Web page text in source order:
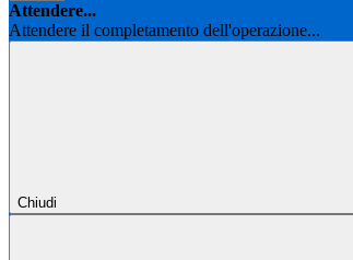
Attendere...
Attendere il completamento dell'operazione...
Chiudi